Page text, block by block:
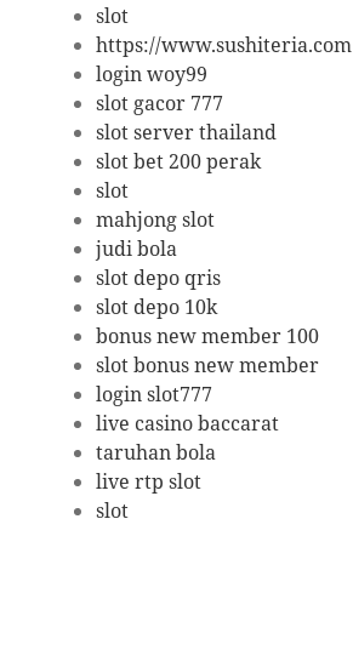
slot
https://www.sushiteria.com
login woy99
slot gacor 777
slot server thailand
slot bet 200 perak
slot
mahjong slot
judi bola
slot depo qris
slot depo 10k
bonus new member 100
slot bonus new member
login slot777
live casino baccarat
taruhan bola
live rtp slot
slot